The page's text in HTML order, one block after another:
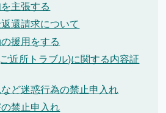
主張する
還請求について
援用をする
近所トラブル)に関する内容証
ど迷惑行為の禁止申入れ
禁止申入れ